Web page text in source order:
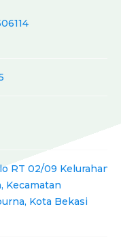
RT 02/09 Kelurahan
Kecamatan
Kota Bekasi